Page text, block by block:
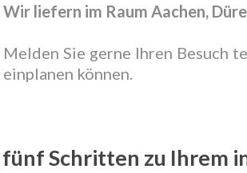
Wir liefern im Raum Aachen,
Melden Sie gerne Ihren Besuch
einplanen können.
fünf Schritten zu Ihrem